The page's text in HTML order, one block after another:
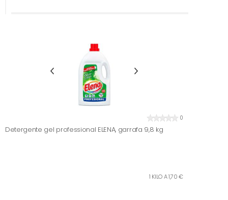
0
Detergente gel professional ELENA, garrafa 9,8 kg
1 KILO A 1,70 €